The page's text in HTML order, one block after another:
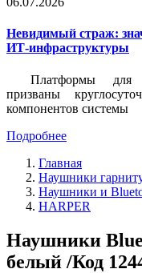
Невидимый страж:
ИТ-инфраструктуры
Платформы для
призваны
компонентов системы
Подробнее
Главная
Наушники
Наушники и
HARPER
Наушники
белый /Код